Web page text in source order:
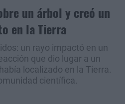
un árbol y creó un
en la Tierra
un rayo impactó en un
que dio lugar a un
localizado en la Tierra.
científica.